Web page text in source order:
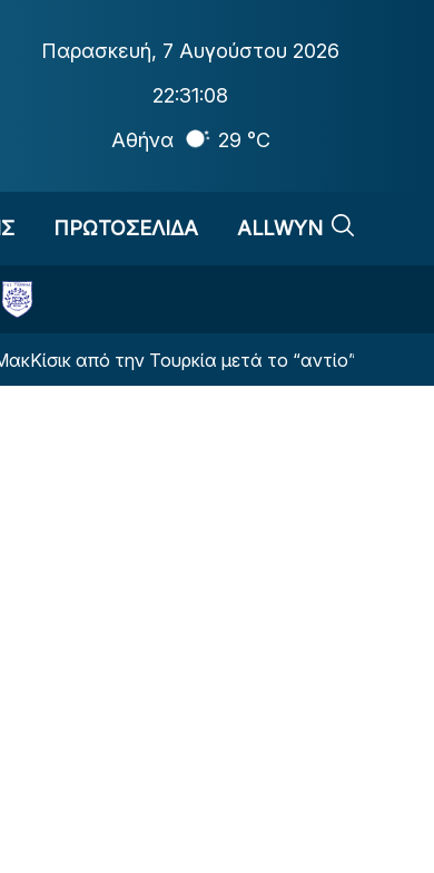
Παρασκευή, 7 Αυγούστου 2026
22:31:09
Αθήνα
29 °C
ΠΡΩΤΟΣΕΛΙΔΑ ALLWYN
την Τουρκία μετά το “αντίο” στον